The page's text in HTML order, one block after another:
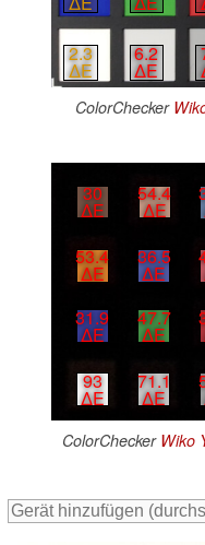
2.3
∆E
6.2
∆E
ColorChecker
30
∆E
54.4
∆E
53.4
∆E
36.5
∆E
31.9
∆E
47.7
∆E
93
∆E
71.1
∆E
ColorChecker Wiko